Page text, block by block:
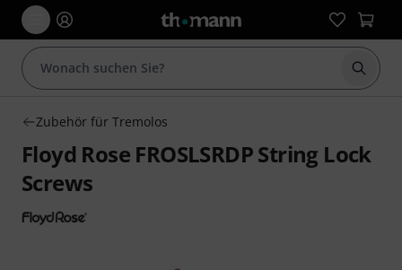
Suche
Zubehör für Tremolos
Floyd Rose FROSLSRDP String Lock
Screws